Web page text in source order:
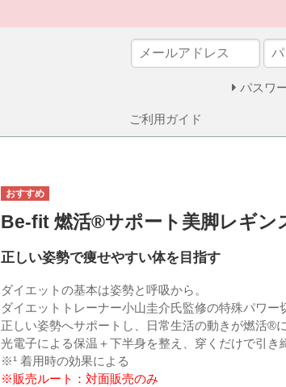
パスワ
ご利用ガイド
Be-fit 燃活®サポート美脚レギン
正しい姿勢で痩せやすい体を目指す
ダイエットの基本は姿勢と呼吸から。
ダイエットトレーナー小山圭介氏監修の特殊パワー
正しい姿勢へサポートし、日常生活の動きが燃活®に
光電子による保温＋下半身を整え、穿くだけで引き
※¹ 着用時の効果による
※販売ルート：対面販売のみ